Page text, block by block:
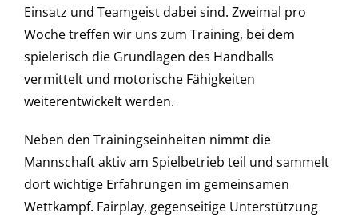
Einsatz und Teamgeist dabei sind. Zweimal pro
Woche treffen wir uns zum Training, bei dem
spielerisch die Grundlagen des Handballs
vermittelt und motorische Fähigkeiten
weiterentwickelt werden.
Neben den Trainingseinheiten nimmt die
Mannschaft aktiv am Spielbetrieb teil und sammelt
dort wichtige Erfahrungen im gemeinsamen
Wettkampf. Fairplay, gegenseitige Unterstützung